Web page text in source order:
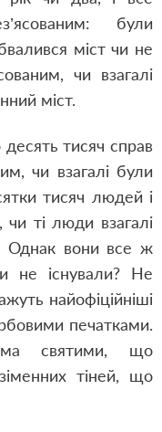
були
міст чи не
чи взагалі
міст.
тисяч справ
чи взагалі були
тисяч людей і
чи ті люди взагалі
Однак вони все ж
не існували? Не
найофіційніші
печатками.
святими, що
тіней, що